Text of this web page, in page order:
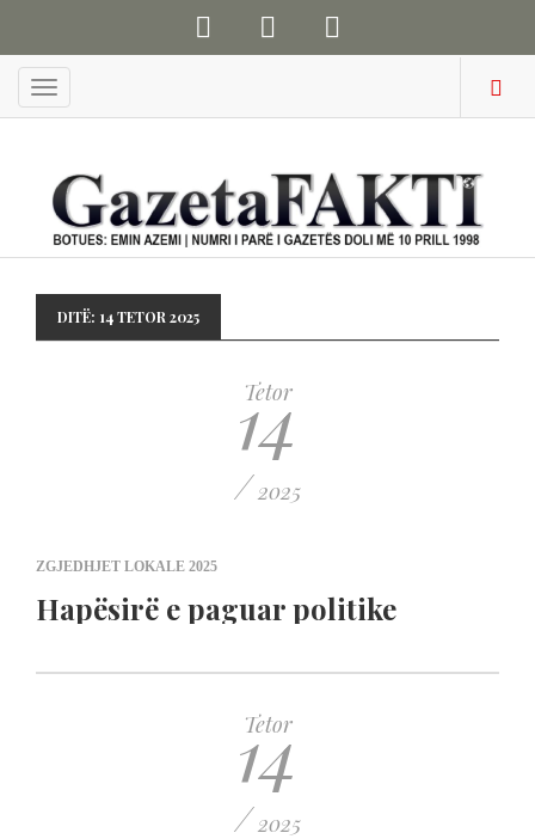
Menu
DITË: 14 TETOR 2025
Tetor
14
/ 2025
ZGJEDHJET LOKALE 2025
Hapësirë e paguar politike
Tetor
14
/ 2025